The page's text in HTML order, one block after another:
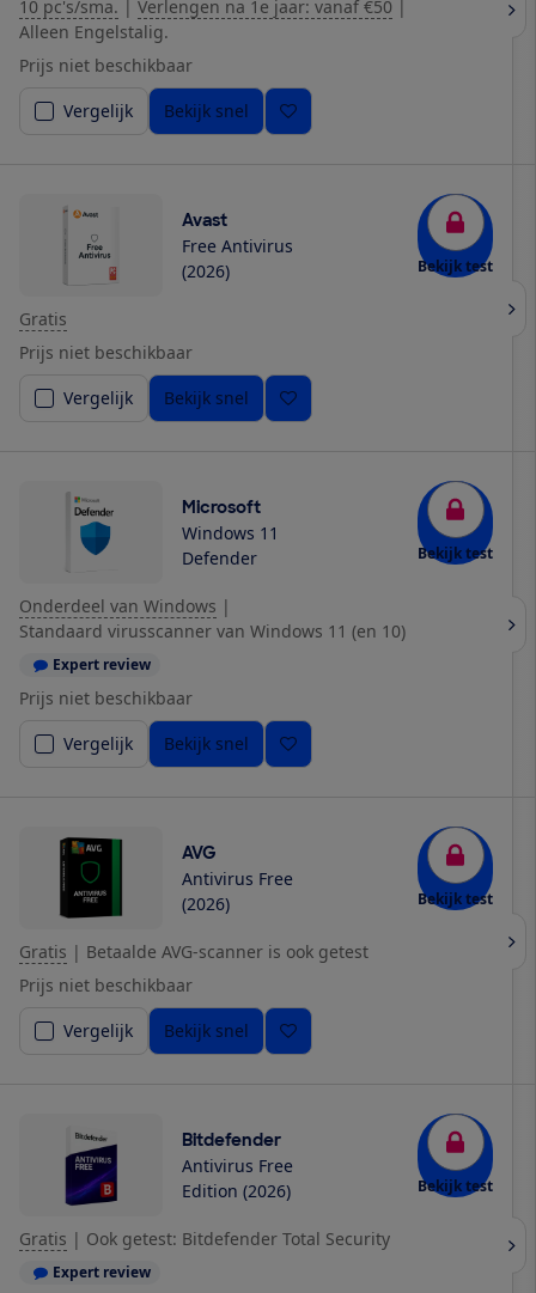
10 pc's/sma. Verlengen na 1e jaar: vanaf €50
Alleen Engelstalig.
Prijs niet beschikbaar
Vergelijk
Bekijk snel
Avast
Free Antivirus
(2026)
Bekijk test
Gratis
Prijs niet beschikbaar
Vergelijk
Bekijk snel
Microsoft
Windows 11
Defender
Bekijk test
Onderdeel van Windows |
Standaard virusscanner van Windows 11 (en 10)
Expert review
Prijs niet beschikbaar
Vergelijk
Bekijk snel
AVG
Antivirus Free
(2026)
Bekijk test
Gratis | Betaalde AVG-scanner is ook getest
Prijs niet beschikbaar
Vergelijk
Bekijk snel
Bitdefender
Antivirus Free
Edition (2026)
Bekijk test
Gratis | Ook getest: Bitdefender Total Security
Expert review